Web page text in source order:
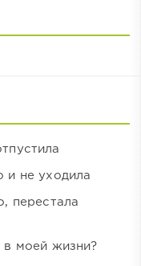
и не уходила
перестала
в моей жизни?